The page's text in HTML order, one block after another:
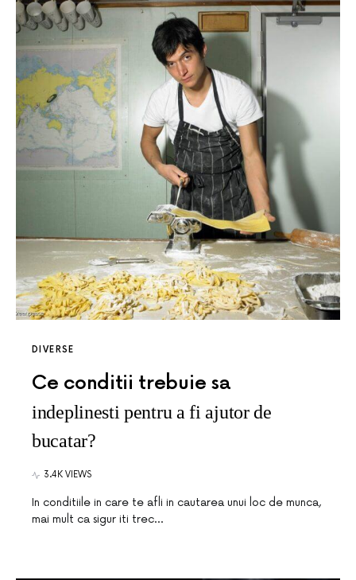
DIVERSE
Ce conditii trebuie sa
indeplinesti pentru a fi ajutor de
bucatar?
3.4K VIEWS
In conditiile in care te afli in cautarea unui loc de munca,
mai mult ca sigur iti trec…